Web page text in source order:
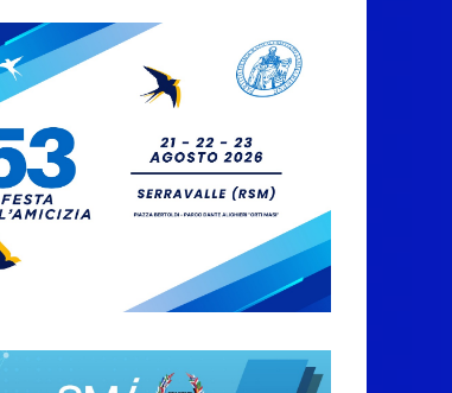
San Marino. USL:
l’inferno di Marcinelle
diventi monito e
6 Agosto 2026
San Marino. Sindacati:
PdL famiglia, alla
prima sessione
consiliare utile deve